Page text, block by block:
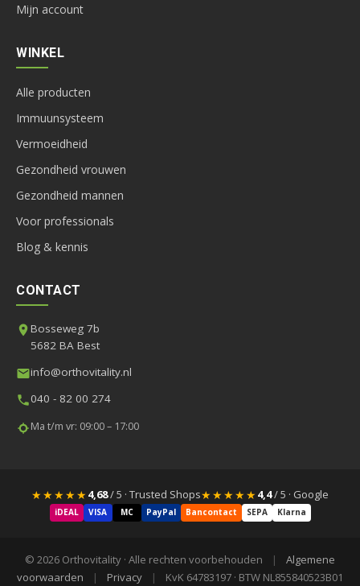
Mijn account
WINKEL
Alle producten
Immuunsysteem
Vermoeidheid
Gezondheid vrouwen
Gezondheid mannen
Voor professionals
Blog & kennis
CONTACT
Bosseweg 7b
5682 BA Best
info@orthovitality.nl
040 - 82 00 274
Ma t/m vr: 09:00 – 17:00
★★★★★4,68/ 5 · Trusted Shops★★★★★4,4/ 5 · Google
iDEAL VISA MC PayPal Bancontact SEPA Klarna
© 2026 Orthovitality · Alle rechten voorbehouden |
Algemene
voorwaarden
| Privacy | KvK 64783197 · BTW NL855840523B01